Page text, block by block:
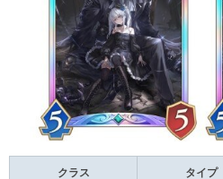
クラス タイプ